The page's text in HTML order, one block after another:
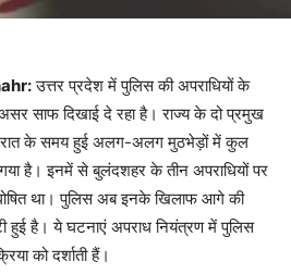
उत्तर प्रदेश में पुलिस की अपराधियों के
साफ दिखाई दे रहा है। राज्य के दो प्रमुख
के समय हुई अलग-अलग मुठभेड़ों में कुल
गया है। इनमें से बुलंदशहर के तीन अपराधियों पर
था। पुलिस अब इनके खिलाफ आगे की
हुई है। ये घटनाएं अपराध नियंत्रण में पुलिस
को दर्शाती हैं।